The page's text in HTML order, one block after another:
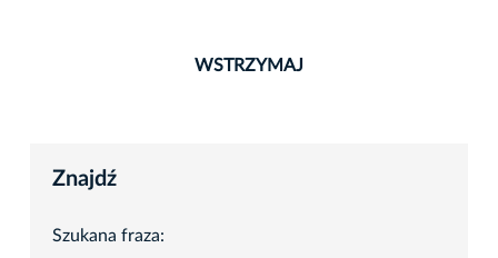
WSTRZYMAJ
Znajdź
Szukana fraza: